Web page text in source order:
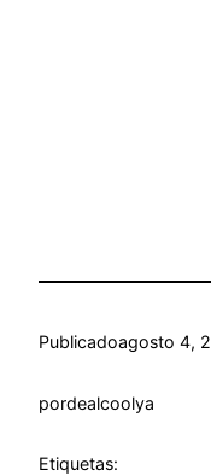
Publicadoagosto 4,
pordealcoolya
Etiquetas: